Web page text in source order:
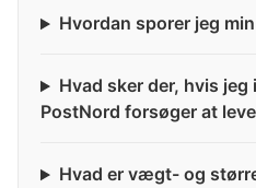
Hvordan sporer jeg
Hvad sker der, hvis jeg
PostNord forsøger at
Hvad er vægt- og